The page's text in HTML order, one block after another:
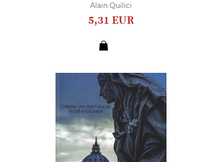
Alain Quilici
5,31 EUR